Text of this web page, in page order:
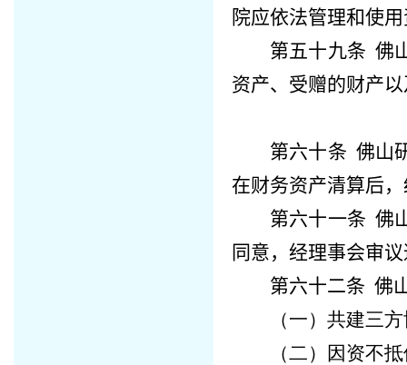
院应依法管理和使
第五十九条佛
资产、受赠的财产
第六十条佛山
在财务资产清算后
第六十一条佛
同意，经理事会审
第六十二条佛
（一）共建三
（二）因资不